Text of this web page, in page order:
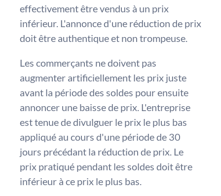
effectivement être vendus à un prix
inférieur. L'annonce d'une réduction de prix
doit être authentique et non trompeuse.
Les commerçants ne doivent pas
augmenter artificiellement les prix juste
avant la période des soldes pour ensuite
annoncer une baisse de prix. L'entreprise
est tenue de divulguer le prix le plus bas
appliqué au cours d'une période de 30
jours précédant la réduction de prix. Le
prix pratiqué pendant les soldes doit être
inférieur à ce prix le plus bas.